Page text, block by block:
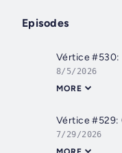
Episodes
8/5/2026
MORE
7/29/2026